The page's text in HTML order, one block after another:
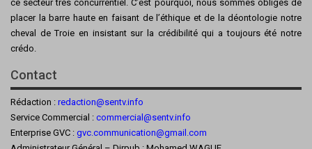
ce secteur très concurrentiel. C’est pourquoi, nous sommes obligés de
placer la barre haute en faisant de l’éthique et de la déontologie notre
cheval de Troie en insistant sur la crédibilité qui a toujours été notre
crédo.
Contact
Rédaction : redaction@sentv.info
Service Commercial : commercial@sentv.info
Enterprise GVC : gvc.communication@gmail.com